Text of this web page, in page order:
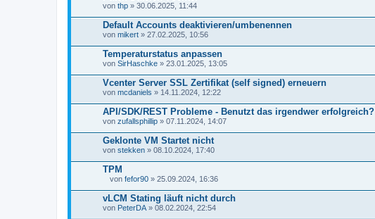
von thp » 30.06.2025, 11:44
Default Accounts deaktivieren/umbenennen
von mikert » 27.02.2025, 10:56
Temperaturstatus anpassen
von SirHaschke » 23.01.2025, 13:05
Vcenter Server SSL Zertifikat (self signed) erneuern
von mcdaniels » 14.11.2024, 12:22
API/SDK/REST Probleme - Benutzt das irgendwer erfolgreich?
von zufallsphillip » 07.11.2024, 14:07
Geklonte VM Startet nicht
von stekken » 08.10.2024, 17:40
TPM
a
t
e
von fefor90 » 25.09.2024, 16:36
vLCM Stating läuft nicht durch
von PeterDA » 08.02.2024, 22:54